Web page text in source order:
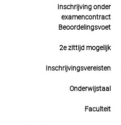
Inschrijving onder
examencontract
Beoordelingsvoet
2e zittijd mogelijk
Inschrijvingsvereisten
Onderwijstaal
Faculteit